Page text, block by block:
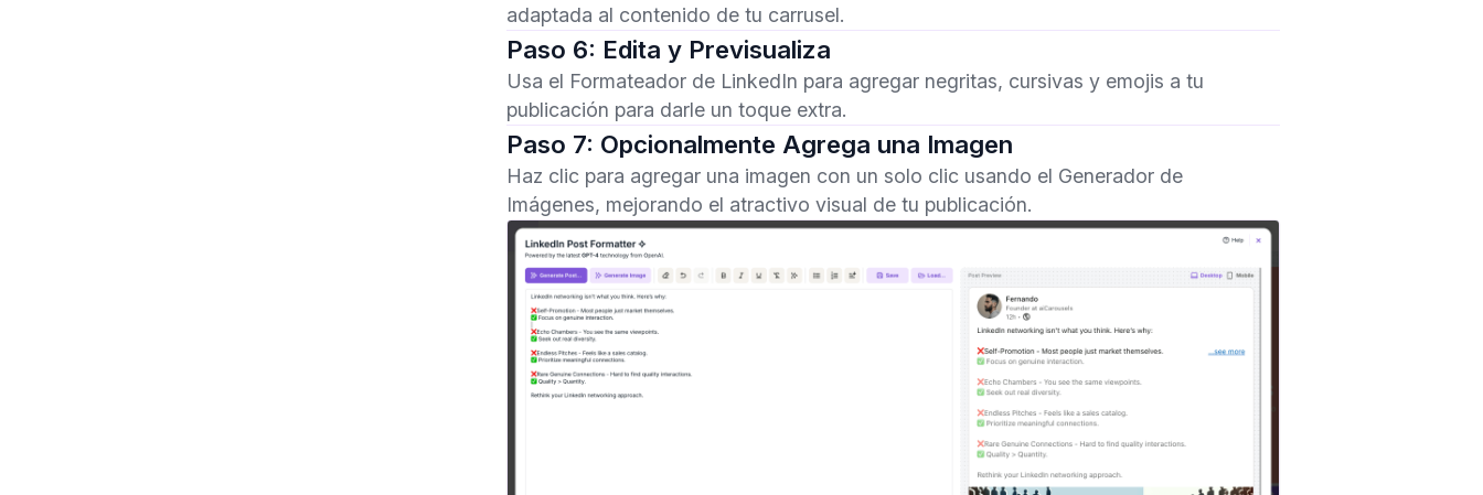
adaptada al contenido de tu carrusel.
Paso 6: Edita y Previsualiza
Usa el Formateador de LinkedIn para agregar negritas, cursivas y emojis a tu
publicación para darle un toque extra.
Paso 7: Opcionalmente Agrega una Imagen
Haz clic para agregar una imagen con un solo clic usando el Generador de
Imágenes, mejorando el atractivo visual de tu publicación.